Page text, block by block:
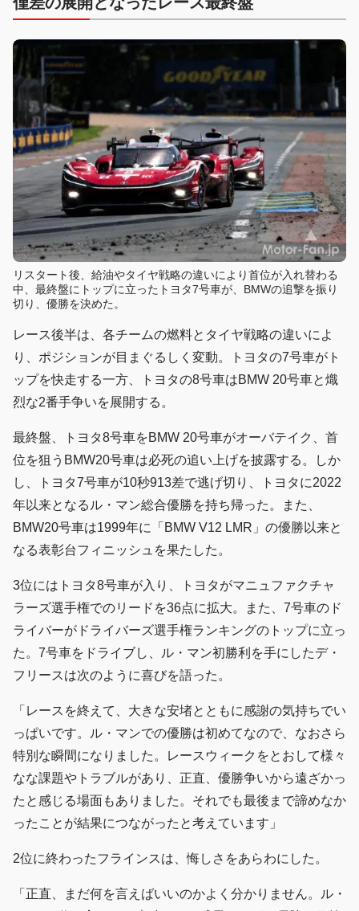
リスタート後、給油やタイヤ戦略の違いにより首位が入れ替わる
中、最終盤にトップに立ったトヨタ7号車が、BMWの追撃を振り
切り、優勝を決めた。
レース後半は、各チームの燃料とタイヤ戦略の違いによ
り、ポジションが目まぐるしく変動。トヨタの7号車がト
ップを快走する一方、トヨタの8号車はBMW 20号車と熾
烈な2番手争いを展開する。
最終盤、トヨタ8号車をBMW 20号車がオーバテイク、首
位を狙うBMW20号車は必死の追い上げを披露する。しか
し、トヨタ7号車が10秒913差で逃げ切り、トヨタに2022
年以来となるル・マン総合優勝を持ち帰った。また、
BMW20号車は1999年に「BMW V12 LMR」の優勝以来と
なる表彰台フィニッシュを果たした。
3位にはトヨタ8号車が入り、トヨタがマニュファクチャ
ラーズ選手権でのリードを36点に拡大。また、7号車のド
ライバーがドライバーズ選手権ランキングのトップに立っ
た。7号車をドライブし、ル・マン初勝利を手にしたデ・
フリースは次のように喜びを語った。
「レースを終えて、大きな安堵とともに感謝の気持ちでい
っぱいです。ル・マンでの優勝は初めてなので、なおさら
特別な瞬間になりました。レースウィークをとおして様々
なな課題やトラブルがあり、正直、優勝争いから遠ざかっ
たと感じる場面もありました。それでも最後まで諦めなか
ったことが結果につながったと考えています」
2位に終わったフラインスは、悔しさをあらわにした。
「正直、まだ何を言えばいいのかよく分かりません。ル・